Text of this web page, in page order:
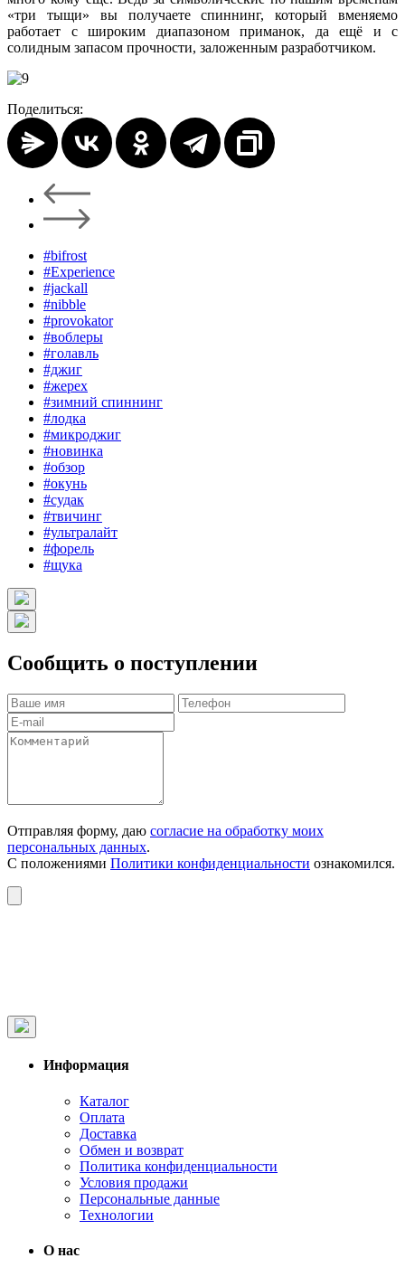
«три тыщи» вы получаете спиннинг, который вменяемо
работает с широким диапазоном приманок, да ещё и с
солидным запасом прочности, заложенным разработчиком.
Поделиться:
#bifrost
#Experience
#jackall
#nibble
#provokator
#воблеры
#голавль
#джиг
#жерех
#зимний спиннинг
#лодка
#микроджиг
#новинка
#обзор
#окунь
#судак
#твичинг
#ультралайт
#форель
#щука
Сообщить о поступлении
Отправляя форму, даю согласие на обработку моих
персональных данных.
С положениями Политики конфиденциальности ознакомился.
Информация
Каталог
Оплата
Доставка
Обмен и возврат
Политика конфиденциальности
Условия продажи
Персональные данные
Технологии
О нас